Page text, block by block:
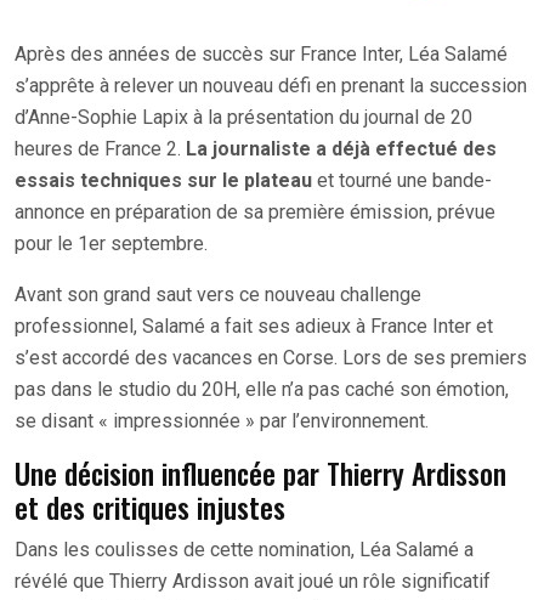
Après des années de succès sur France Inter, Léa Salamé
s’apprête à relever un nouveau défi en prenant la succession
d’Anne-Sophie Lapix à la présentation du journal de 20
heures de France 2. La journaliste a déjà effectué des
essais techniques sur le plateau et tourné une bande-
annonce en préparation de sa première émission, prévue
pour le 1er septembre.
Avant son grand saut vers ce nouveau challenge
professionnel, Salamé a fait ses adieux à France Inter et
s’est accordé des vacances en Corse. Lors de ses premiers
pas dans le studio du 20H, elle n’a pas caché son émotion,
se disant « impressionnée » par l’environnement.
Une décision influencée par Thierry Ardisson
et des critiques injustes
Dans les coulisses de cette nomination, Léa Salamé a
révélé que Thierry Ardisson avait joué un rôle significatif